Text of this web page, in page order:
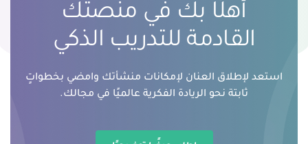
أهلًا بك في منصتك
القادمة للتدريب الذكي
استعد لإطلاق العنان لإمكانات منشأتك وامضي بخطواتٍ
ثابتة نحو الريادة الفكرية عالميًا في مجالك.